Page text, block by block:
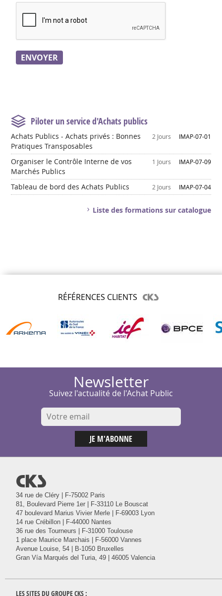
Piloter un service d'Achats publics
Achats Publics - Achats privés : Bonnes
Pratiques Transposables
2 Jours IMAP-07-01
Organiser le Contrôle Interne de vos
Marchés Publics
1 Jours IMAP-07-09
Tableau de bord des Achats Publics 2 Jours IMAP-07-04
Liste des formations sur catalogue
RÉFÉRENCES CLIENTS
Newsletter
Suivez l'actualité de l'Achat Public
@
34 rue de Cléry | F-75002 Paris
81, Boulevard Pierre 1er | F-33110 Le Bouscat
47 boulevard Marius Vivier Merle | F-69003 Lyon
14 rue Crébillon | F-44000 Nantes
36 rue des Tourneurs | F-31000 Toulouse
1 place Maurice Marchais | F-56000 Vannes
Avenue Louise, 54 | B-1050 Bruxelles
Gran Vía Marqués del Turia, 49 | 46005 Valencia
LES SITES DU GROUPECKS :